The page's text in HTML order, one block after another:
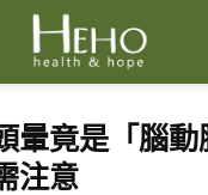
暈竟是「腦動
注意